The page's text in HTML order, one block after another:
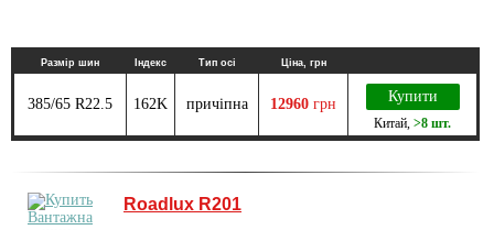
Размір шин Індекс Тип осі Ціна, грн
385/65 R22.5 162K причіпна 12960 грн Купити
Китай >8 шт.
Roadlux R201